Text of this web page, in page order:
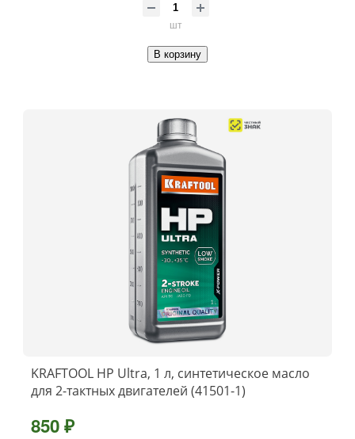
шт
В корзину
KRAFTOOL HP Ultra, 1 л, cинтетическое масло
для 2-тактных двигателей (41501-1)
850 ₽